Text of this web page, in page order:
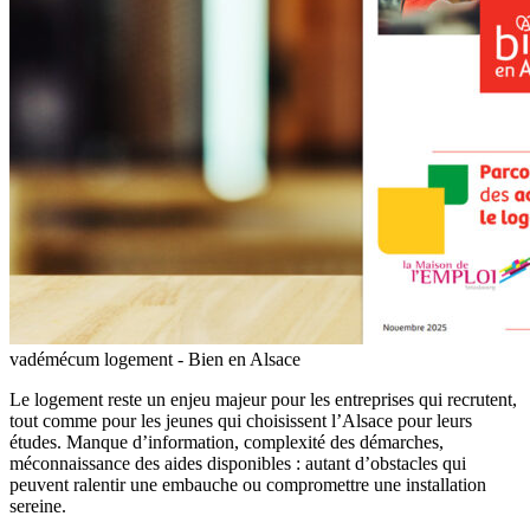
vadémécum logement - Bien en Alsace
Le logement reste un enjeu majeur pour les entreprises qui recrutent,
tout comme pour les jeunes qui choisissent l’Alsace pour leurs
études. Manque d’information, complexité des démarches,
méconnaissance des aides disponibles : autant d’obstacles qui
peuvent ralentir une embauche ou compromettre une installation
sereine.